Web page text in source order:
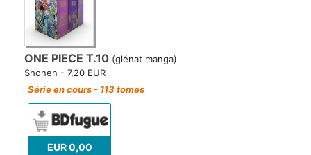
ONE PIECE T.10 (glénat manga)
Shonen - 7,20 EUR
Série en cours - 113 tomes
EUR 0,00